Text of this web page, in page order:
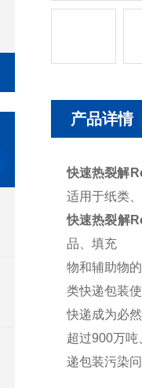
产品详情
快速热裂解
适用于纸类
快速热裂解
品、填充
物和辅助物
类快递包装
快递成为必
超过900万
递包装污染